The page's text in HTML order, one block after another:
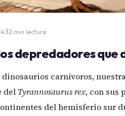
·32 min lectura
depredadores
dinosaurios carnívoros,
del Tyrannosaurus rex, con sus
del hemisferio sur